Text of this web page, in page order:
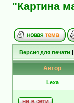
"Картина
Версия для печати |
Автор
Lexa